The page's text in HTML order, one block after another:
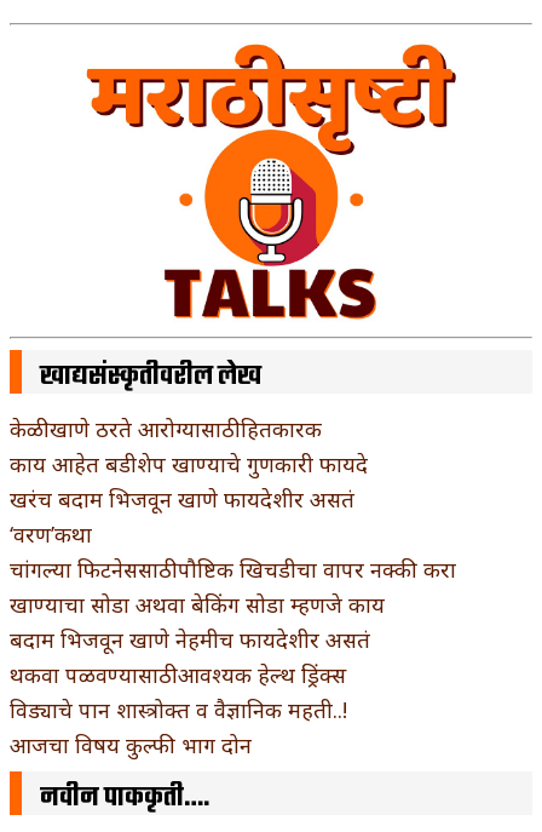
खाद्यसंस्कृतीवरील लेख
केळी खाणे ठरते आरोग्यासाठी हितकारक
काय आहेत बडीशेप खाण्याचे गुणकारी फायदे
खरंच बदाम भिजवून खाणे फायदेशीर असतं
‘वरण’कथा
चांगल्या फिटनेससाठी पौष्टिक खिचडीचा वापर नक्की करा
खाण्याचा सोडा अथवा बेकिंग सोडा म्हणजे काय
बदाम भिजवून खाणे नेहमीच फायदेशीर असतं
थकवा पळवण्यासाठी आवश्यक हेल्थ ड्रिंक्स
विड्याचे पान शास्त्रोक्त व वैज्ञानिक महती..!
आजचा विषय कुल्फी भाग दोन
नवीन पाककृती….